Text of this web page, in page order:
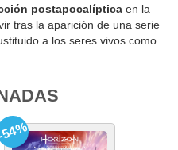
postapocalíptica en la
tras la aparición de una serie
a los seres vivos como